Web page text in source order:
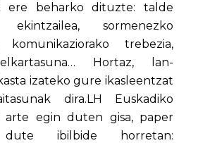
ere beharko dituzte: talde
sormenezko
komunikaziorako trebezia,
Hortaz, lan-
izateko gure ikasleentzat
dira.LH Euskadiko
arte egin duten gisa, paper
dute ibilbide horretan: